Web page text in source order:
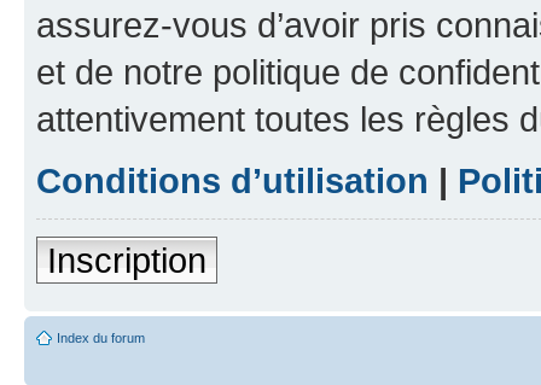
assurez-vous d’avoir pris
et de notre politique de
attentivement toutes les règles
Conditions d’utilisation |
Inscription
Index du forum